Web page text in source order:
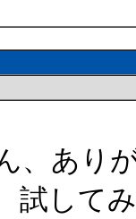
、あり
試して